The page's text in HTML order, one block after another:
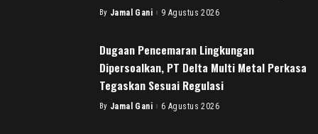
Posted
By Jamal Gani 9 Agustus 2026
Dugaan Pencemaran Lingkungan
Dipersoalkan, PT Delta Multi Metal Perkasa
Tegaskan Sesuai Regulasi
Posted
By Jamal Gani 6 Agustus 2026